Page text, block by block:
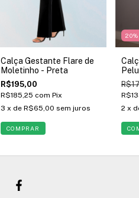
Calça Gestante Flare de
Moletinho - Preta
R$195,00
R$185,25 com Pix
3 x de R$65,00 sem juros
COMPRAR
20
2 x